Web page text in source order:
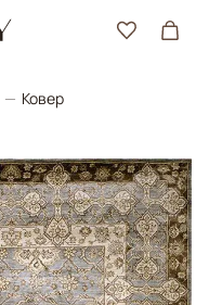
Ковер